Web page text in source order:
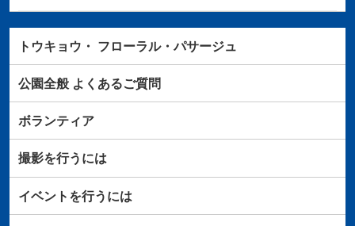
トウキョウ・ フローラル・パサージュ
公園全般よくあるご質問
ボランティア
撮影を行うには
イベントを行うには